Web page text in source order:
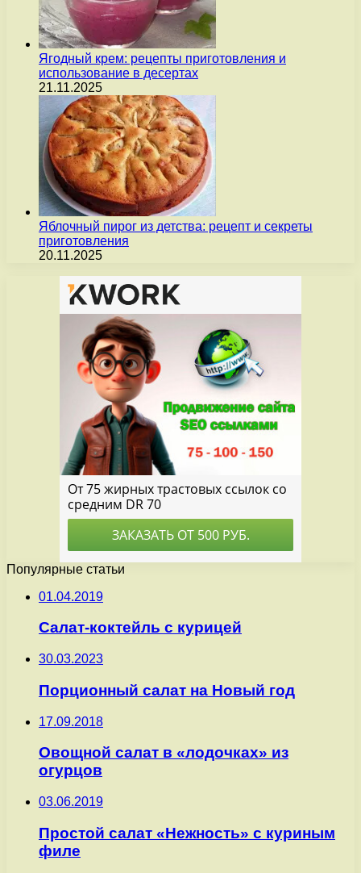
Ягодный крем: рецепты приготовления и
использование в десертах
21.11.2025
Яблочный пирог из детства: рецепт и секреты
приготовления
20.11.2025
Популярные статьи
01.04.2019
Салат-коктейль с курицей
30.03.2023
Порционный салат на Новый год
17.09.2018
Овощной салат в «лодочках» из
огурцов
03.06.2019
Простой салат «Нежность» с куриным
филе